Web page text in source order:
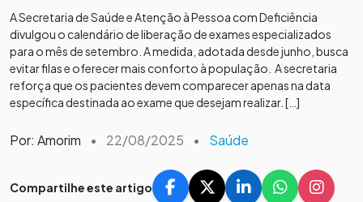
A Secretaria de Saúde e Atenção à Pessoa com Deficiência
divulgou o calendário de liberação de exames especializados
para o mês de setembro. A medida, adotada desde junho, busca
evitar filas e oferecer mais conforto à população. A secretaria
reforça que os pacientes devem comparecer apenas na data
específica destinada ao exame que desejam realizar. […]
Por: Amorim • 22/08/2025 • Saúde
Compartilhe este artigo